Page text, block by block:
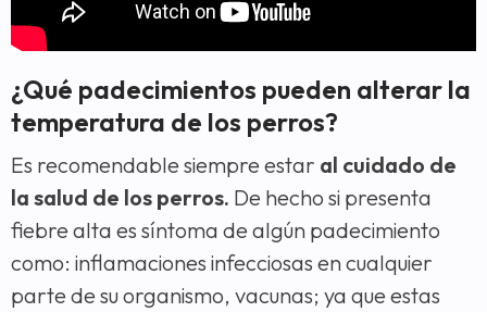
¿Qué padecimientos pueden alterar la
temperatura de los perros?
Es recomendable siempre estar al cuidado de
la salud de los perros. De hecho si presenta
fiebre alta es síntoma de algún padecimiento
como: inflamaciones infecciosas en cualquier
parte de su organismo, vacunas; ya que estas